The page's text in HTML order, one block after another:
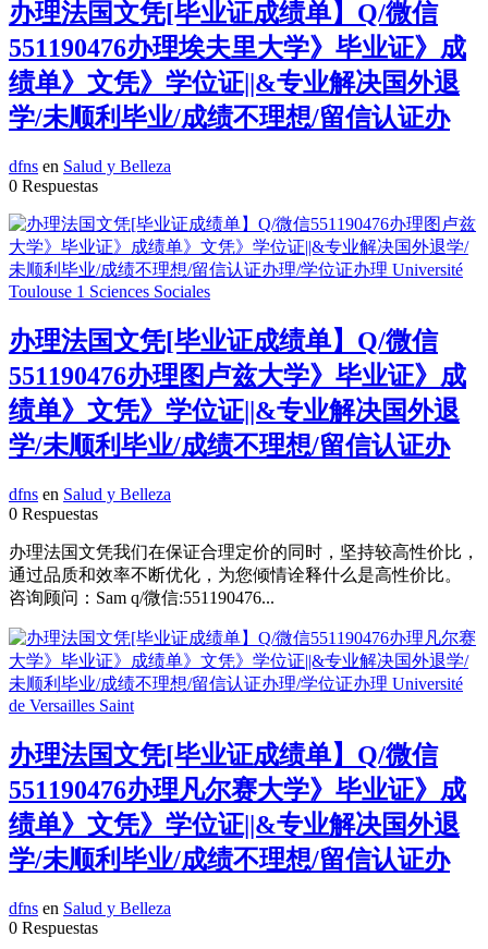
办理法国文凭[毕业证成绩单】Q/微信
551190476办理埃夫里大学》毕业证》成
绩单》文凭》学位证||&专业解决国外退
学/未顺利毕业/成绩不理想/留信认证办
dfns en Salud y Belleza
0 Respuestas
办理法国文凭[毕业证成绩单】Q/微信
551190476办理图卢兹大学》毕业证》成
绩单》文凭》学位证||&专业解决国外退
学/未顺利毕业/成绩不理想/留信认证办
dfns en Salud y Belleza
0 Respuestas
办理法国文凭我们在保证合理定价的同时，坚持较高性价比，
通过品质和效率不断优化，为您倾情诠释什么是高性价比。
咨询顾问：Sam q/微信:551190476...
办理法国文凭[毕业证成绩单】Q/微信
551190476办理凡尔赛大学》毕业证》成
绩单》文凭》学位证||&专业解决国外退
学/未顺利毕业/成绩不理想/留信认证办
dfns en Salud y Belleza
0 Respuestas